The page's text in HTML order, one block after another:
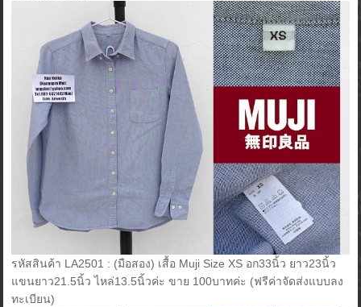
รหัสสินค้า LA2501 : (มือสอง) เสื้อ Muji Size XS อก33นิ้ว ยาว23นิ้ว
แขนยาว21.5นิ้ว ไหล่13.5นิ้วค่ะ ขาย 100บาทค่ะ (ฟรีค่าจัดส่งแบบลง
ทะเบียน)